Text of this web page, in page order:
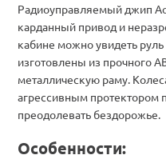
Радиоуправляемый джип
карданный привод и
кабине можно увидеть
изготовлены из прочного
металлическую раму.
агрессивным протектором
преодолевать бездорожье.
Особенности: